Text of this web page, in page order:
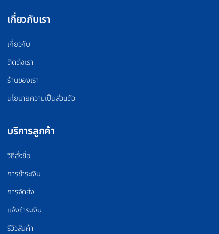
เกี่ยวกับเรา
เกี่ยวกับ
ติดต่อเรา
ร้านของเรา
นโยบายความเป็นส่วนตัว
บริการลูกค้า
วิธีสั่งซื้อ
การชำระเงิน
การจัดส่ง
แจ้งชำระเงิน
รีวิวสินค้า